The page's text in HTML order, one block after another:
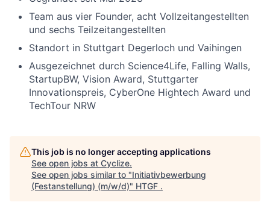
Team aus vier Founder, acht Vollzeitangestellten
und sechs Teilzeitangestellten
Standort in Stuttgart Degerloch und Vaihingen
Ausgezeichnet durch Science4Life, Falling Walls,
StartupBW, Vision Award, Stuttgarter
Innovationspreis, CyberOne Hightech Award und
TechTour NRW
This job is no longer accepting applications
See open jobs at Cyclize.
See open jobs similar to "Initiativbewerbung
(Festanstellung) (m/w/d)" HTGF .